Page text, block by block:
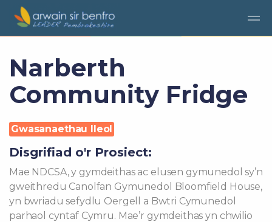
Narberth
Community Fridge
Gwasanaethau lleol
Disgrifiad o'r Prosiect:
Mae NDCSA, y gymdeithas ac elusen gymunedol sy’n
gweithredu Canolfan Gymunedol Bloomfield House,
yn bwriadu sefydlu Oergell a Bwtri Cymunedol
parhaol cyntaf Cymru. Mae’r gymdeithas yn chwilio